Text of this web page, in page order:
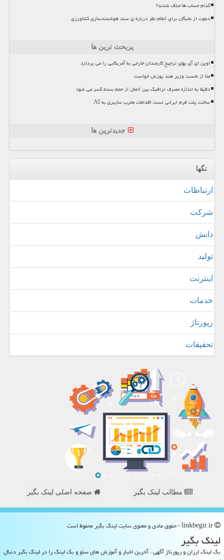
کدام حساب ها حذف شدند؟
دعوت از نخبگان برای اعلام نظر درباره ی سند هوشمندسازی کشاورزی
پربحث ترین ها
اوپن ای آی بهای ترجیح کارمندان خارجی به آمریکایی را می پردازد
متا از نخست وزیر هند پوزش خواست
دقیقا به اندازه مصرف ترافیک بین الملل از حجم بسته کسر می شود
ساخت پلت فرم ایرانی تست اقدامات مخرب سایبری به AI
جدیدترین ها
تگها
ارتباطات
شركت
دانش
تولید
اینترنت
خدمات
رپورتاژ
تحقیقات
مطالب لینک بگیر صفحه اصلی لینک بگیر
لینك بگیر
بک لینک ارزان و رپورتاژ آگهی ، آخرین اخبار و آموزش های سئو و بک لینک را در لینک بگیر دنبال